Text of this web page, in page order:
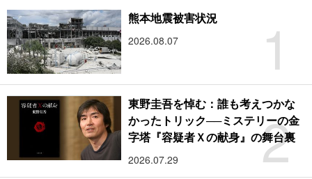
1
熊本地震被害状況
2026.08.07
2
東野圭吾を悼む：誰も考えつかな
かったトリック──ミステリーの金
字塔『容疑者Ｘの献身』の舞台裏
2026.07.29